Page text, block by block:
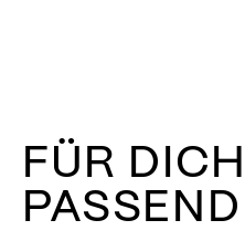
FÜR
PASSEND